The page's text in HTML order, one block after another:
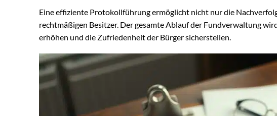
Eine effiziente Protokollführung ermöglicht nicht nur die
rechtmäßigen Besitzer. Der gesamte Ablauf der Fundverwaltung
erhöhen und die Zufriedenheit der Bürger sicherstellen.